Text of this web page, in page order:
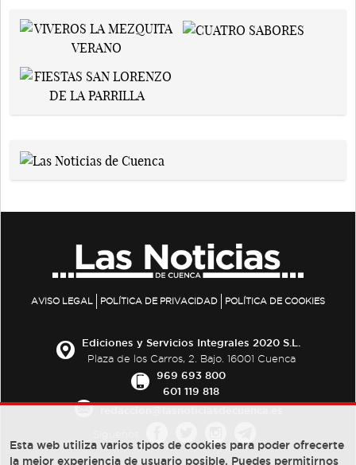
AVISO LEGAL POLÍTICA DE PRIVACIDAD POLÍTICA DE COOKIES
Ediciones y Servicios Integrales 2020 S.L.
Plaza de los Carros, 2. Bajo. 16001 Cuenca
969 693 800
601 119 818
Esta web utiliza varios tipos de cookies para poder ofrecerte
la mejor experiencia de usuario posible, Puedes permitirnos